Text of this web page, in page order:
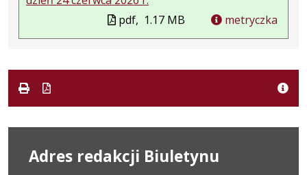
pdf, 1.17 MB metryczka
Adres redakcji Biuletynu